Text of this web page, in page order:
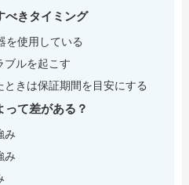
べきタイミング
を使用している
ブルを起こす
きは保証期間を目安にする
って差がある？
み
み